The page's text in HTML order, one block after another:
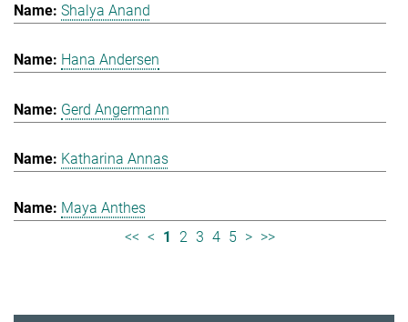
Shalya Anand
Hana Andersen
Gerd Angermann
Katharina Annas
Maya Anthes
<< < 1 2 3 4 5 > >>